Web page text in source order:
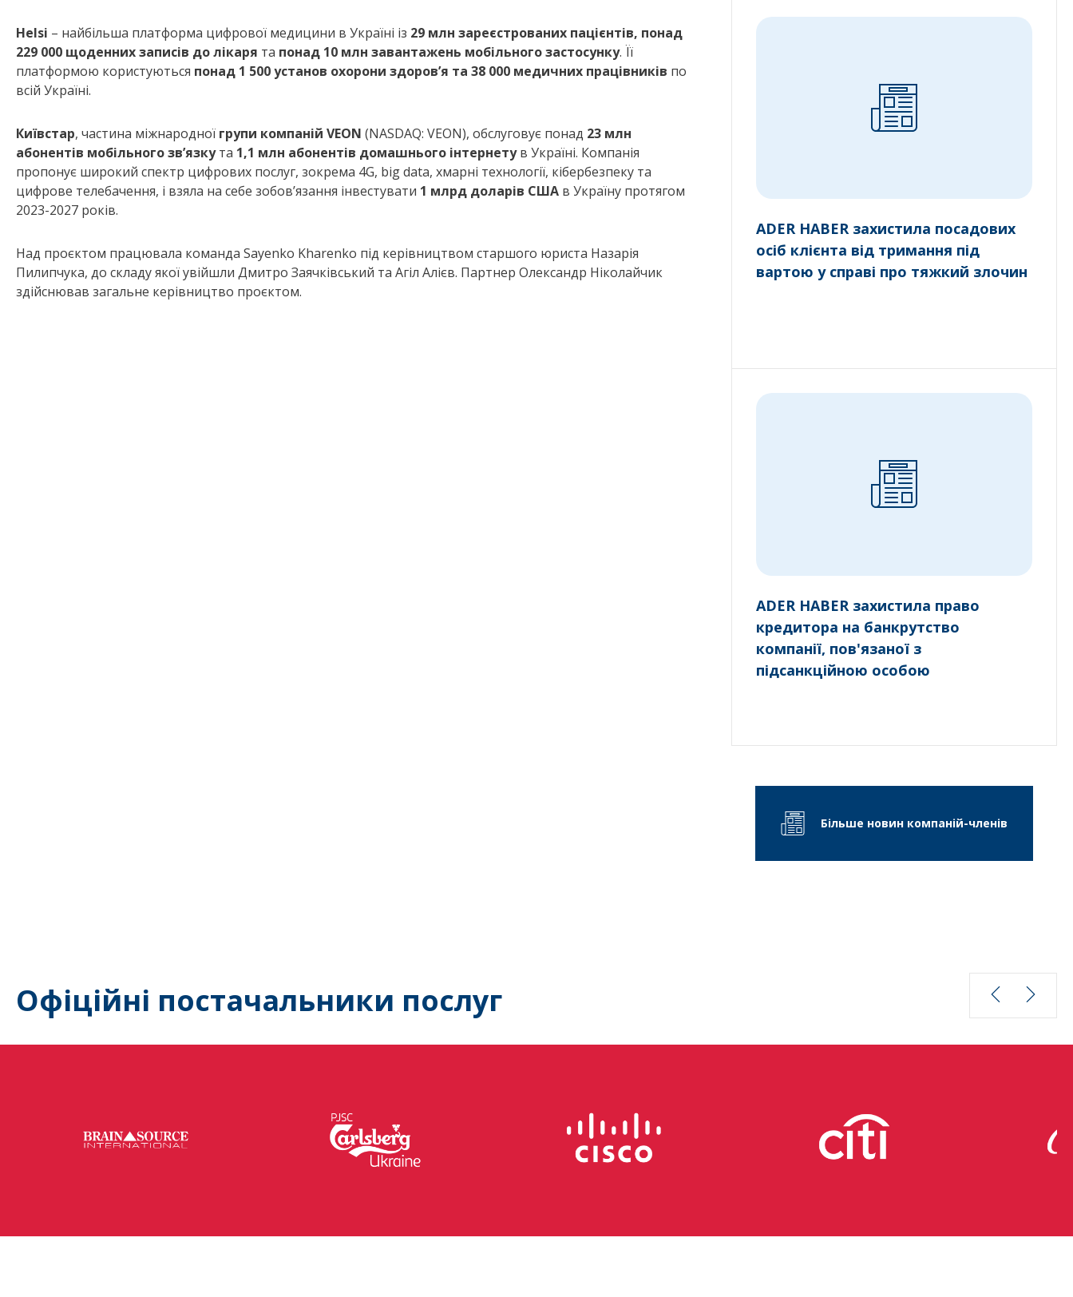
Helsi – найбільша платформа цифрової медицини в Україні із 29 млн зареєстрованих пацієнтів, понад
229 000 щоденних записів до лікаря та понад 10 млн завантажень мобільного застосунку. Її
платформою користуються понад 1 500 установ охорони здоров’я та 38 000 медичних працівників по
всій Україні.
Київстар, частина міжнародної групи компаній VEON (NASDAQ: VEON), обслуговує понад 23 млн
абонентів мобільного зв’язкута 1,1 млн абонентів домашнього інтернетув Україні. Компанія
пропонує широкий спектр цифрових послуг, зокрема 4G, big data, хмарні технології, кібербезпеку та
цифрове телебачення, і взяла на себе зобов’язання інвестувати 1 млрд доларів США в Україну протягом
2023-2027 років.
Над проєктом працювала команда Sayenko Kharenko під керівництвом старшого юриста Назарія
Пилипчука, до складу якої увійшли Дмитро Заячківський та Агіл Алієв. Партнер Олександр Ніколайчик
здійснював загальне керівництво проєктом.
ADER HABER захистила посадових
осіб клієнта від тримання під
вартою у справі про тяжкий злочин
ADER HABER захистила право
кредитора на банкрутство
компанії, пов'язаної з
підсанкційною особою
Більше новин компаній-членів
Офіційні постачальники послуг